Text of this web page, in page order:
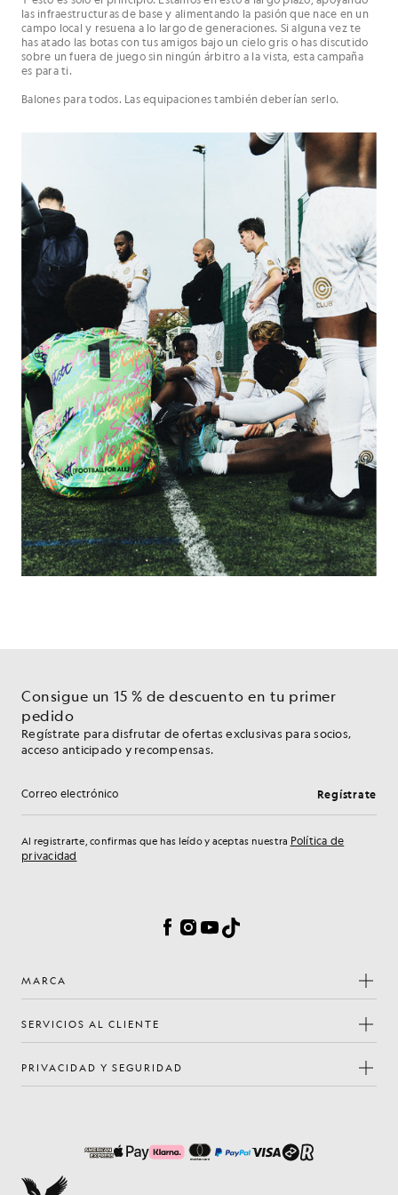
las infraestructuras de base y alimentando la pasión que nace en un
campo local y resuena a lo largo de generaciones. Si alguna vez te
has atado las botas con tus amigos bajo un cielo gris o has discutido
sobre un fuera de juego sin ningún árbitro a la vista, esta campaña
es para ti.
Balones para todos. Las equipaciones también deberían serlo.
Consigue un 15 % de descuento en tu primer
pedido
Regístrate para disfrutar de ofertas exclusivas para socios,
acceso anticipado y recompensas.
Dirección de correo electrónico Regístrate
Al registrarte, confirmas que has leído y aceptas nuestra Política de
privacidad
Facebook
Instagram
YouTube
TikTok
MARCA
SERVICIOS AL CLIENTE
PRIVACIDAD Y SEGURIDAD